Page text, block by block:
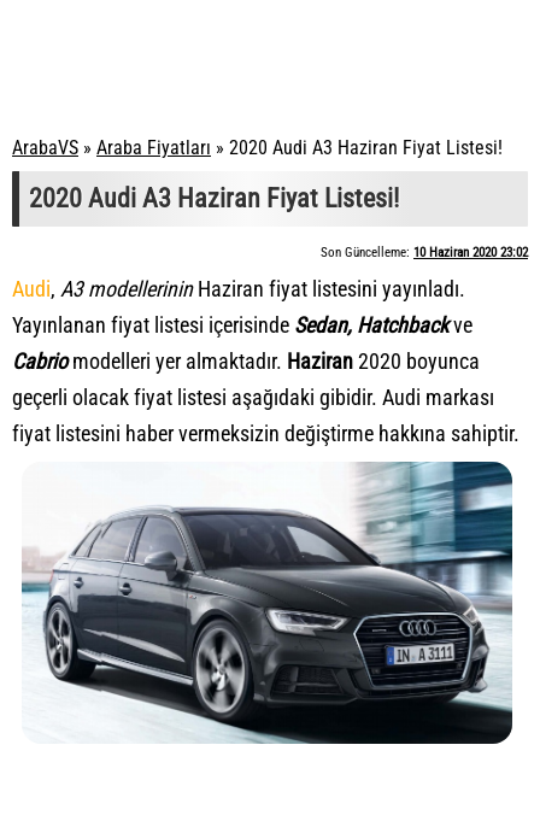
ArabaVS » Araba Fiyatları » 2020 Audi A3 Haziran Fiyat Listesi!
2020 Audi A3 Haziran Fiyat Listesi!
Son Güncelleme: 10 Haziran 2020 23:02
Audi, A3 modellerininHaziran fiyat listesini yayınladı.
Yayınlanan fiyat listesi içerisinde Sedan, Hatchbackve
Cabriomodelleri yer almaktadır. Haziran2020 boyunca
geçerli olacak fiyat listesi aşağıdaki gibidir. Audi markası
fiyat listesini haber vermeksizin değiştirme hakkına sahiptir.